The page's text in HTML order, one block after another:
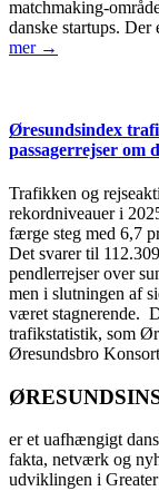
matchmaking-
danske startups.
mer →
Øresundsindex
passagerrejser om
Trafikken og
rekordniveauer i
færge steg med 6,7
Det svarer til
pendlerrejser over
men i slutningen af
været stagnerende.
trafikstatistik, som
Øresundsbro
er et uafhængigt
fakta, netværk og
udviklingen i